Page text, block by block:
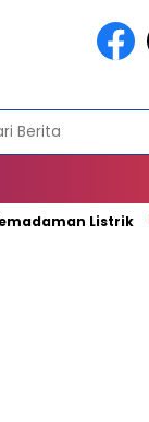
Listrik